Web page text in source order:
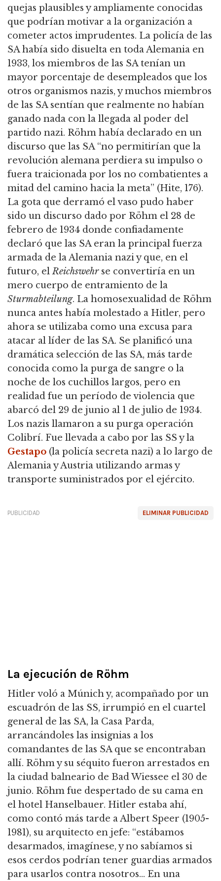
quejas plausibles y ampliamente conocidas
que podrían motivar a la organización a
cometer actos imprudentes. La policía de las
SA había sido disuelta en toda Alemania en
1933, los miembros de las SA tenían un
mayor porcentaje de desempleados que los
otros organismos nazis,y muchos miembros
de las SA sentían que realmente no habían
ganado nada con la llegada al poder del
partido nazi. Röhm había declarado en un
discurso que las SA “no permitirían que la
revolución alemana perdiera su impulso o
fuera traicionada por los no combatientes a
mitad del camino hacia la meta” (Hite, 176).
La gota que derramó el vaso pudo haber
sido un discurso dado por Röhm el 28 de
febrero de 1934 donde confiadamente
declaró que las SA eran la principal fuerza
armada de la Alemania nazi y que, en el
futuro, elReichswehr se convertiría en un
mero cuerpo de entramiento de la
Sturmabteilung. La homosexualidad de Röhm
nunca antes había molestado a Hitler, pero
ahora se utilizaba como una excusa para
atacar al líder de las SA. Se planificó una
dramática selección de las SA, más tarde
conocida como la purga de sangre o la
noche de los cuchillos largos, pero en
realidad fue un período de violencia que
abarcó del 29 de junio al 1 de julio de 1934.
Los nazis llamaron a su purga operación
Colibrí. Fue llevada a cabo por las SS y la
Gestapo (la policía secreta nazi) a lo largo de
Alemania y Austria utilizando armas y
transporte suministrados por el ejército.
ELIMINAR PUBLICIDAD
PUBLICIDAD
La ejecución de Röhm
Hitler voló a Múnich y, acompañado por un
escuadrón de las SS, irrumpió en el cuartel
general de las SA, la Casa Parda,
arrancándoles las insignias a los
comandantes de las SA que se encontraban
allí. Röhm y su séquito fueron arrestados en
la ciudad balneario de Bad Wiessee el 30 de
junio. Röhm fue despertado de su cama en
el hotel Hanselbauer. Hitler estaba ahí,
como contó más tarde a Albert Speer (1905-
1981), su arquitecto en jefe: “estábamos
desarmados, imagínese,y no sabíamos si
esos cerdos podrían tener guardias armados
para usarlos contra nosotros... En una